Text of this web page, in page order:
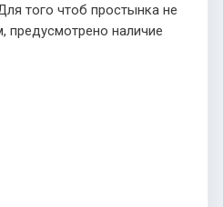
того чтоб простынка не
предусмотрено наличие